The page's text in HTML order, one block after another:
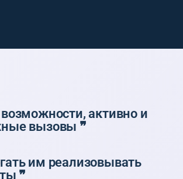
активно и
вызовы ❞
им реализовывать
❞